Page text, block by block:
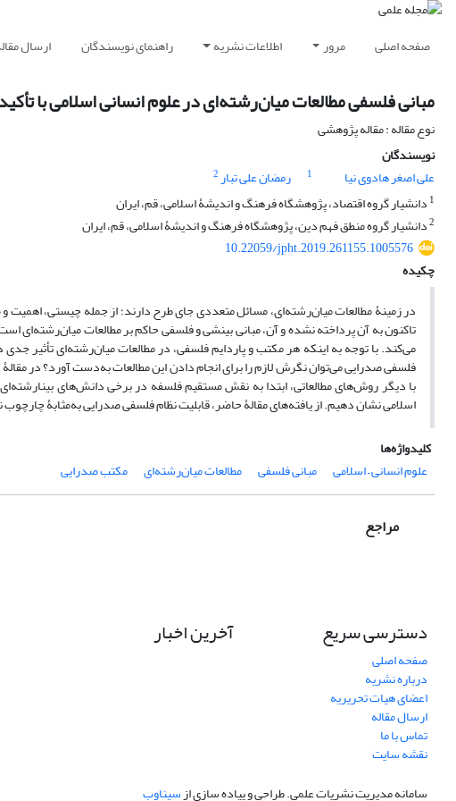
صفحه اصلی مرور اطلاعات نشریه راهنمای نویسندگان ارسال
مبانی فلسفی مطالعات میان‌رشته‌ای در علوم انسانی اسلامی با
نوع مقاله : مقاله پژوهشی
نویسندگان
علی اصغر هادوی نیا
1 رمضان علی تبار2
1 دانشیار گروه اقتصاد، پژوهشگاه فرهنگ و اندیشۀ اسلامی، قم، ایران
2دانشیار گروه منطق فهم دین، پژوهشگاه فرهنگ و اندیشۀ اسلامی، قم، ایران
10.22059/jpht.2019.261155.1005576
چکیده
در زمینۀ مطالعات میان‌رشته‌ای، مسائل متعددی جای طرح دارند؛ از جمله چیستی،
تاکنون به آن پرداخته نشده و آن، مبانی بینشی و فلسفی حاکم بر مطالعات
می‌کند. با توجه به اینکه هر مکتب و پاردایم فلسفی، در مطالعات میان‌رشته‌ای تأثیر جدی
فلسفی صدرایی می‌توان نگرش لازم را برای انجام دادن این مطالعات به‌دست آورد؟ در
با دیگر روش‌های مطالعاتی، ابتدا به نقش مستقیم فلسفه در برخی دانش‌های
اسلامی نشان دهیم. از یافته‌های مقالۀ حاضر، قابلیت نظام فلسفی صدرایی به‌مثابۀ
کلیدواژه‌ها
علوم انسانی – اسلامی
مبانی فلسفی مطالعات میان‌رشته‌ای مکتب صدرایی
مراجع
دسترسی سریع
صفحه اصلی
درباره نشریه
اعضای هیات تحریریه
ارسال مقاله
تماس با ما
نقشه سایت
آخرین اخبار
سامانه مدیریت نشریات علمی.طراحی و پیاده سازی ازسیناوب